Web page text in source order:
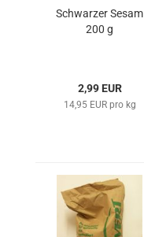
Schwarzer Sesam
200 g
2,99 EUR
14,95 EUR pro kg